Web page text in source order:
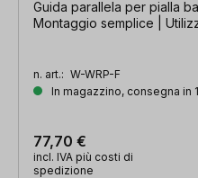
Guida parallela per pialla
Montaggio semplice |
n. art.: W-WRP-F
In magazzino, consegna in
77,70 €
incl. IVA più costi di
spedizione